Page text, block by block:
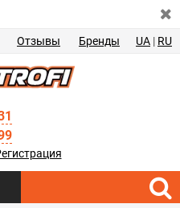
Отзывы Бренды UA | RU